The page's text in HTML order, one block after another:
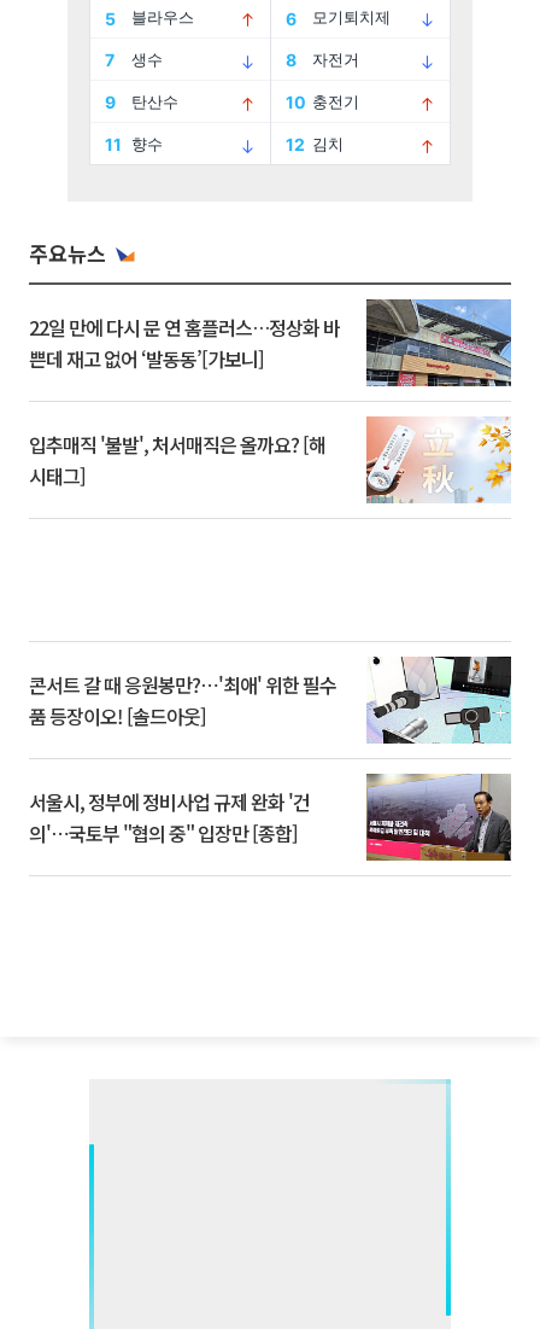
주요뉴스
22일 만에 다시 문 연 홈플러스…정상화 바
쁜데 재고 없어 ‘발동동’[가보니]
입추매직 '불발', 처서매직은 올까요? [해
시태그]
콘서트 갈 때 응원봉만?⋯'최애' 위한 필수
품 등장이오! [솔드아웃]
서울시, 정부에 정비사업 규제 완화 '건
의'⋯국토부 "협의 중" 입장만 [종합]